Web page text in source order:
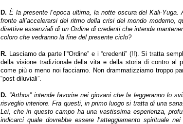
D. È la presente l’epoca ultima, la notte oscura del Kali-Yuga.
fronte all’accelerarsi del ritmo della crisi del mondo moderno,
direttive essenziali di un Ordine di credenti che intenda
coloro che vedranno la fine del presente ciclo?
R. Lasciamo da parte l’“Ordine” e i “credenti” (!!). Si tratta
della visione tradizionale della vita e della storia di contro al
come più o meno noi facciamo. Non drammatizziamo troppo
“post-diluviali”.
D. “Arthos” intende favorire nei giovani che la leggeranno lo
risveglio interiore. Fra questi, in primo luogo si tratta di una
Lei, che in questo campo ha una vastissima esperienza,
indicarci quale dovrebbe essere l’atteggiamento spirituale